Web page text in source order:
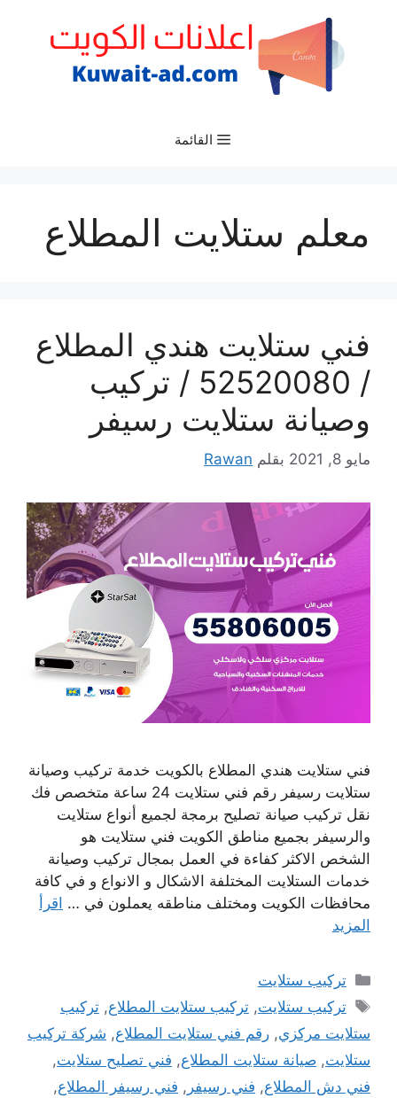
القائمة
معلم ستلايت المطلاع
فني ستلايت هندي المطلاع
/ 52520080 / تركيب
وصيانة ستلايت رسيفر
مايو 8, 2021 بقلم Rawan
فني ستلايت هندي المطلاع بالكويت خدمة تركيب وصيانة
ستلايت رسيفر رقم فني ستلايت 24 ساعة متخصص فك
نقل تركيب صيانة تصليح برمجة لجميع أنواع ستلايت
والرسيفر بجميع مناطق الكويت فني ستلايت هو
الشخص الاكثر كفاءة في العمل بمجال تركيب وصيانة
خدمات الستلايت المختلفة الاشكال و الانواع و في كافة
محافظات الكويت ومختلف مناطقه يعملون في … اقرأ
المزيد
التصنيفات
تركيب ستلايت
الوسوم
تركيب ستلايت,تركيب ستلايت المطلاع,تركيب
ستلايت مركزي, رقم فني ستلايت المطلاع, شركة تركيب
ستلايت, صيانة ستلايت المطلاع, فني تصليح ستلايت,
فني دش المطلاع, فني رسيفر , فني رسيفر المطلاع,